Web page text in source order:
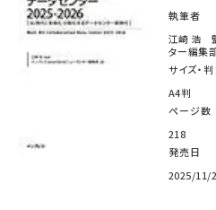
執筆者
江崎 浩
ター編集
サイズ・
A4判
ページ数
218
発売日
2025/11/